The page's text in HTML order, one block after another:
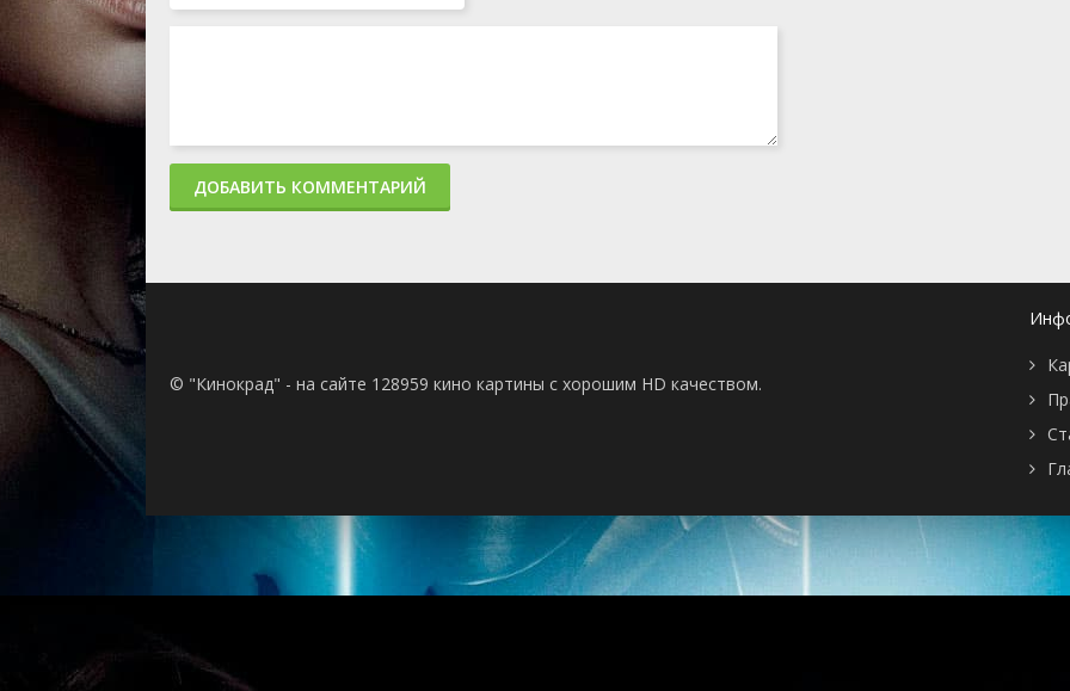
ДОБАВИТЬ КОММЕНТАРИЙ
© "Кинокрад" - на сайте 128959 кино картины с хорошим HD качеством.